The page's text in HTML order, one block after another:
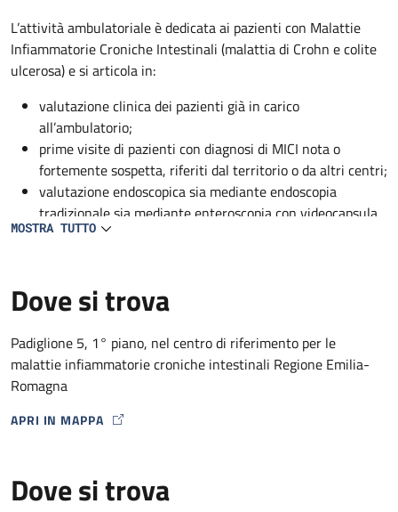
Descrizione
L’attività ambulatoriale è dedicata ai pazienti con Malattie
Infiammatorie Croniche Intestinali (malattia di Crohn e colite
ulcerosa) e si articola in:
valutazione clinica dei pazienti già in carico
all’ambulatorio;
prime visite di pazienti con diagnosi di MICI nota o
fortemente sospetta, riferiti dal territorio o da altri centri;
valutazione endoscopica sia mediante endoscopia
tradizionale sia mediante enteroscopia con videocapsula
(prestazioni riservate ai pazienti in carico all’ambulatorio)
indicazione dei medici del centro.
MOSTRA TUTTO
Dove si trova
Padiglione 5, 1° piano, nel centro di riferimento per le
malattie infiammatorie croniche intestinali Regione Emilia-
Romagna
APRI IN MAPPA
MAP ICON
Dove si trova